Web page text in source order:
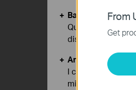
From
Get
Basic Cookies
Questi cookies
disattivati nel tuo
Analytics e
I cookies analitici
migliorarne le